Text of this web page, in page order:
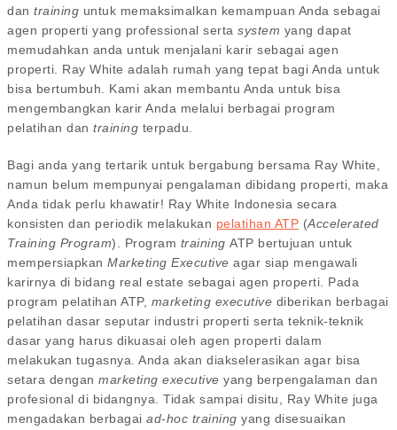
dan training untuk memaksimalkan kemampuan Anda sebagai
agen properti yang professional serta system yang dapat
memudahkan anda untuk menjalani karir sebagai agen
properti. Ray White adalah rumah yang tepat bagi Anda untuk
bisa bertumbuh. Kami akan membantu Anda untuk bisa
mengembangkan karir Anda melalui berbagai program
pelatihan dan training terpadu.
Bagi anda yang tertarik untuk bergabung bersama Ray White,
namun belum mempunyai pengalaman dibidang properti, maka
Anda tidak perlu khawatir! Ray White Indonesia secara
konsisten dan periodik melakukan pelatihan ATP (Accelerated
Training Program). Program training ATP bertujuan untuk
mempersiapkan Marketing Executive agar siap mengawali
karirnya di bidang real estate sebagai agen properti. Pada
program pelatihan ATP, marketing executive diberikan berbagai
pelatihan dasar seputar industri properti serta teknik-teknik
dasar yang harus dikuasai oleh agen properti dalam
melakukan tugasnya. Anda akan diakselerasikan agar bisa
setara dengan marketing executive yang berpengalaman dan
profesional di bidangnya. Tidak sampai disitu, Ray White juga
mengadakan berbagai ad-hoc training yang disesuaikan